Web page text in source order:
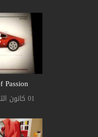
Passion
01 كانون الثاني 2013, 12:00 ص